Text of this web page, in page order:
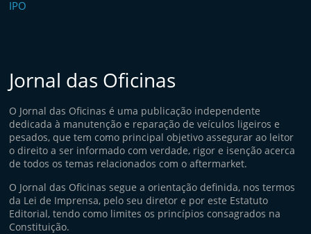
Jornal das Oficinas
O Jornal das Oficinas é uma publicação independente
dedicada à manutenção e reparação de veículos ligeiros e
pesados, que tem como principal objetivo assegurar ao leitor
o direito a ser informado com verdade, rigor e isenção acerca
de todos os temas relacionados com o aftermarket.
O Jornal das Oficinas segue a orientação definida, nos termos
da Lei de Imprensa, pelo seu diretor e por este Estatuto
Editorial, tendo como limites os princípios consagrados na
Constituição.